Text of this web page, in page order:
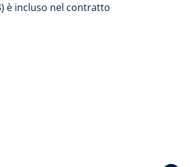
è incluso nel contratto